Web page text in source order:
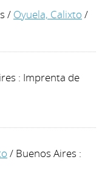
/ Oyuela, Calixto /
: Imprenta de
/ Buenos Aires :